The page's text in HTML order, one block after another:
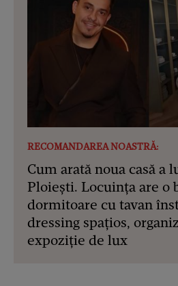
RECOMANDAREA NOASTRĂ:
Cum arată noua casă a
Ploiești. Locuința are o
dormitoare cu tavan
dressing spațios,
expoziție de lux